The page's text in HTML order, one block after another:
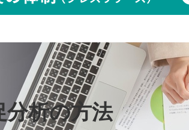
分析の方法